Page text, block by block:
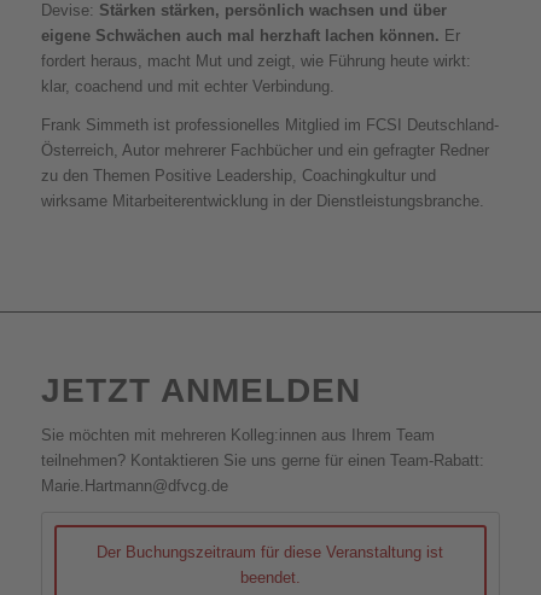
Devise: Stärken stärken, persönlich wachsen und über
eigene Schwächen auch mal herzhaft lachen können. Er
fordert heraus, macht Mut und zeigt, wie Führung heute wirkt:
klar, coachend und mit echter Verbindung.
Frank Simmeth ist professionelles Mitglied im FCSI Deutschland-
Österreich, Autor mehrerer Fachbücher und ein gefragter Redner
zu den Themen Positive Leadership, Coachingkultur und
wirksame Mitarbeiterentwicklung in der Dienstleistungsbranche.
JETZT ANMELDEN
Sie möchten mit mehreren Kolleg:innen aus Ihrem Team
teilnehmen? Kontaktieren Sie uns gerne für einen Team-Rabatt:
Marie.Hartmann@dfvcg.de
Der Buchungszeitraum für diese Veranstaltung ist
beendet.